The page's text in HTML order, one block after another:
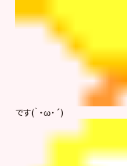
です(｀・ω・´)